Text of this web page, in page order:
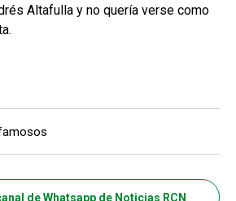
Altafulla y no quería verse como
de Whatsapp de Noticias RCN